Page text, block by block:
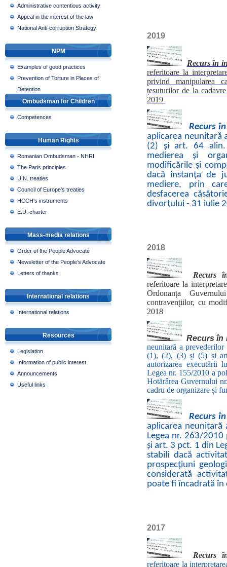
Administrative contentious activity
Appeal in the interest of the law
National Anti-corruption Strategy
NPM
Examples of good practices
Prevention of Torture in Places of
Detention
Ombudsman for Children
Competences
Human Rights
Romanian Ombudsman - NHRI
The Paris principles
U.N. treaties
Council of Europe's treaties
HCCH's instruments
E.U. charter
Mass-media relations
Order of the People Advocate
Newsletter of the People’s Advocate
Letters of thanks
International relations
International relations
Resources
Legislation
Information of public interest
Announcements
Useful links
2019
Recurs în
referitoare la
privind manipularea
țesuturilor de la
2019
Recurs
aplicarea neunitară
(2) și art. 64 alin.
medierea și
modificările și
dacă instanța de
mediere, prin
desfacerea
divorțului - 31 iulie
2018
Recurs
referitoare la
Ordonanța
contravențiilor, cu
2018
Recurs în
neunitară a
(1), (2), (3) și (5) și
autorizarea executării
Legea nr. 155/2010 a
Hotărârea Guvernului
cadru de organizare și
Recurs
aplicarea
Legea nr. 263/
și art. 3 pct. 1 din
stabili dacă
prospecțiuni
considerată
poate fi încadrată în
2017
Recurs
referitoare la